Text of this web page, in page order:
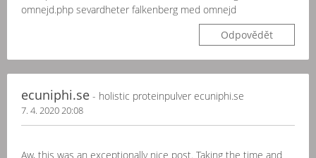
omnejd.php sevardheter falkenberg med omnejd
Odpovědět
ecuniphi.se - holistic proteinpulver ecuniphi.se
7. 4. 2020 20:08
Aw, this was an exceptionally nice post. Taking the time and